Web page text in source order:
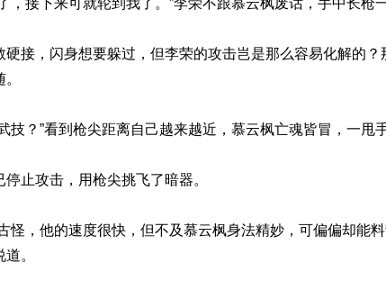
来可就轮到我了。”李荣不跟慕云枫废话，手中长枪一
闪身想要躲过，但李荣的攻击岂是那么容易化解的？那
看到枪尖距离自己越来越近，慕云枫亡魂皆冒，一甩手
击，用枪尖挑飞了暗器。
的速度很快，但不及慕云枫身法精妙，可偏偏却能料
。